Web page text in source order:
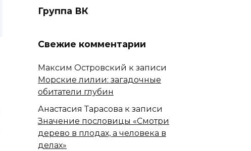
Группа ВК
Свежие комментарии
Максим Островский к записи
Морские лилии: загадочные
обитатели глубин
Анастасия Тарасова к записи
Значение пословицы «Смотри
дерево в плодах, а человека в
делах»